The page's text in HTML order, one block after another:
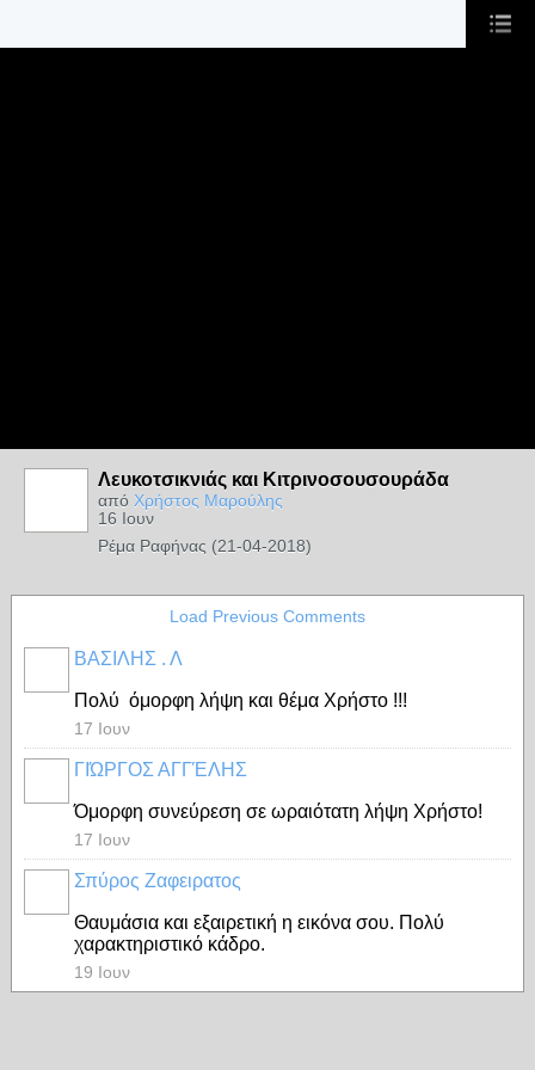
Λευκοτσικνιάς και Κιτρινοσουσουράδα
από Χρήστος Μαρούλης
16 Ιουν
Ρέμα Ραφήνας (21-04-2018)
Load Previous Comments
ΒΑΣΙΛΗΣ . Λ
Πολύ όμορφη λήψη και θέμα Χρήστο !!!
17 Ιουν
ΓΙΏΡΓΟΣ ΑΓΓΈΛΗΣ
Όμορφη συνεύρεση σε ωραιότατη λήψη Χρήστο!
17 Ιουν
Σπύρος Ζαφειρατος
Θαυμάσια και εξαιρετική η εικόνα σου. Πολύ
χαρακτηριστικό κάδρο.
19 Ιουν